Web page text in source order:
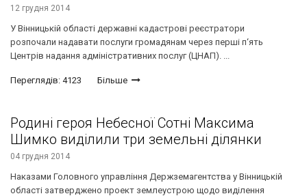
12 грудня 2014
У Вінницькій області державні кадастрові реєстратори
розпочали надавати послуги громадянам через перші п‘ять
Центрів надання адміністративних послуг (ЦНАП). ...
Переглядів: 4123 Більше
Родині героя Небесної Сотні Максима
Шимко виділили три земельні ділянки
04 грудня 2014
Наказами Головного управління Держземагентства у Вінницькій
області затверджено проект землеустрою щодо виділення